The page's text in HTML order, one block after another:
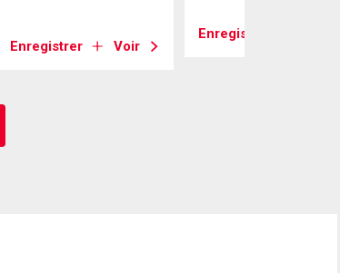
Enregistrer Voir
Enregistrer